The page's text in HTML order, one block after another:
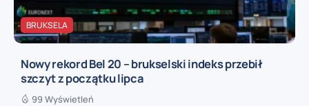
BRUKSELA
Nowy rekord Bel 20 – brukselski indeks przebił
szczyt z początku lipca
99 Wyświetleń